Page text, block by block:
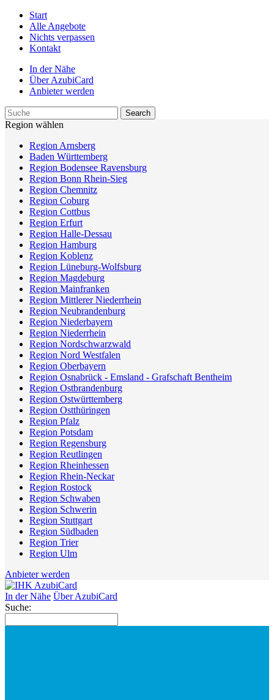
Start
Alle Angebote
Nichts verpassen
Kontakt
In der Nähe
Über AzubiCard
Anbieter werden
Region wählen
Region Arnsberg
Baden Württemberg
Region Bodensee Ravensburg
Region Bonn Rhein-Sieg
Region Chemnitz
Region Coburg
Region Cottbus
Region Erfurt
Region Halle-Dessau
Region Hamburg
Region Koblenz
Region Lüneburg-Wolfsburg
Region Magdeburg
Region Mainfranken
Region Mittlerer Niederrhein
Region Neubrandenburg
Region Niederbayern
Region Niederrhein
Region Nordschwarzwald
Region Nord Westfalen
Region Oberbayern
Region Osnabrück - Emsland - Grafschaft Bentheim
Region Ostbrandenburg
Region Ostwürttemberg
Region Ostthüringen
Region Pfalz
Region Potsdam
Region Regensburg
Region Reutlingen
Region Rheinhessen
Region Rhein-Neckar
Region Rostock
Region Schwaben
Region Schwerin
Region Stuttgart
Region Südbaden
Region Trier
Region Ulm
Anbieter werden
In der Nähe Über AzubiCard
Suche: